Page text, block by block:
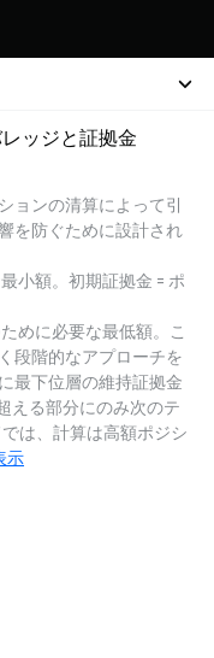
ッジと証拠金
ョンの清算によって引
を防ぐために設計され
小額。初期証拠金 = ポ
めに必要な最低額。こ
段階的なアプローチを
最下位層の維持証拠金
える部分にのみ次のテ
は、計算は高額ポジシ
示